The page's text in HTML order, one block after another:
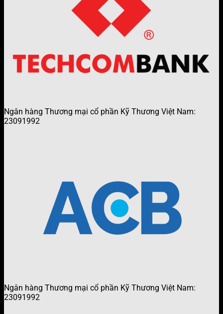
Ngân hàng Thương mại cổ phần Kỹ Thương Việt Nam:
23091992
Ngân hàng Thương mại cổ phần Kỹ Thương Việt Nam:
23091992